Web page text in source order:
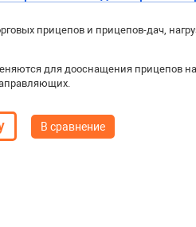
прицепов и прицепов-дач,
для дооснащения прицепов
В сравнение